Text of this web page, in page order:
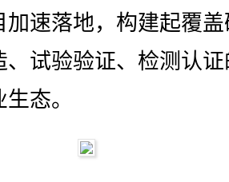
加速落地，构建起覆
、试验验证、检测认
态。